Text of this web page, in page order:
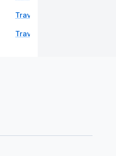
Travel Baleendah Bogor
Travel Pasteur Jakarta